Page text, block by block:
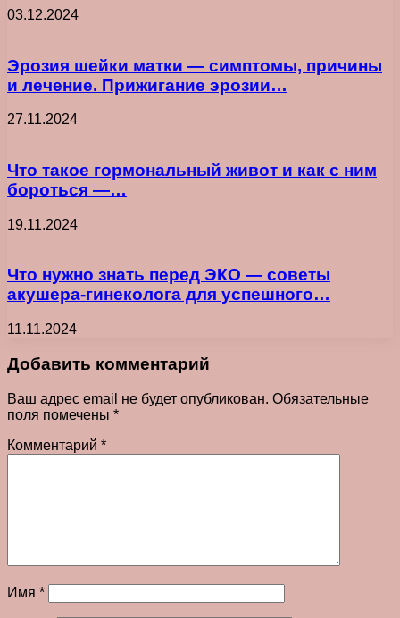
03.12.2024
Эрозия шейки матки — симптомы, причины
и лечение. Прижигание эрозии…
27.11.2024
Что такое гормональный живот и как с ним
бороться —…
19.11.2024
Что нужно знать перед ЭКО — советы
акушера-гинеколога для успешного…
11.11.2024
Добавить комментарий
Ваш адрес email не будет опубликован. Обязательные
поля помечены *
Комментарий *
Имя *